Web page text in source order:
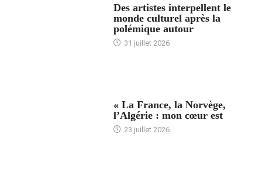
Des artistes interpellent le
monde culturel après la
polémique autour
31 juillet 2026
« La France, la Norvège,
l’Algérie : mon cœur est
23 juillet 2026